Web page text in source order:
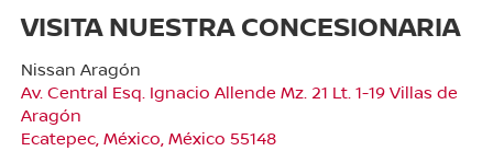
VISITA NUESTRA CONCESIONARIA
Nissan Aragón
Av. Central Esq. Ignacio Allende Mz. 21 Lt. 1-19 Villas de
Aragón
Ecatepec, México, México 55148